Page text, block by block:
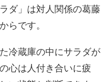
ダ」は対人関係の葛藤
らです。
冷蔵庫の中にサラダが
心は人付き合いに疲